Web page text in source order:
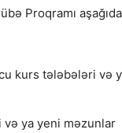
Proqramı
kurs tələbələri və
ya yeni məzunlar